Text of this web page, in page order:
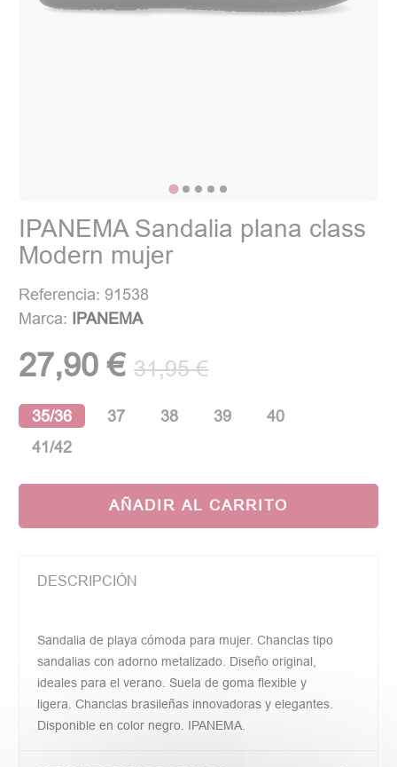
IPANEMA Sandalia plana class
Modern mujer
Referencia: 91538
Marca: IPANEMA
27,90 € 31,95 €
35/36 37 38 39
40
41/42
AÑADIR AL CARRITO
DESCRIPCIÓN
Sandalia de playa cómoda para mujer. Chanclas tipo
sandalias con adorno metalizado. Diseño original,
ideales para el verano. Suela de goma flexible y
ligera. Chanclas brasileñas innovadoras y elegantes.
Disponible en color negro. IPANEMA.